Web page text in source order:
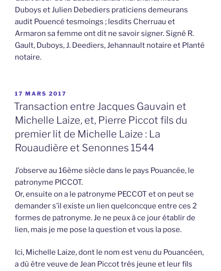
Duboys et Julien Debediers praticiens demeurans
audit Pouencé tesmoings ; lesdits Cherruau et
Armaron sa femme ont dit ne savoir signer. Signé R.
Gault, Duboys, J. Deediers, Jehannault notaire et Planté
notaire.
PUBLIÉ
LE
17 MARS 2017
Transaction entre Jacques Gauvain et
Michelle Laize, et, Pierre Piccot fils du
premier lit de Michelle Laize : La
Rouaudière et Senonnes 1544
J’observe au 16ème siècle dans le pays Pouancée, le
patronyme PICCOT.
Or, ensuite on a le patronyme PECCOT et on peut se
demander s’il existe un lien quelconcque entre ces 2
formes de patronyme. Je ne peux à ce jour établir de
lien, mais je me pose la question et vous la pose.
Ici, Michelle Laize, dont le nom est venu du Pouancéen,
a dû être veuve de Jean Piccot très jeune et leur fils